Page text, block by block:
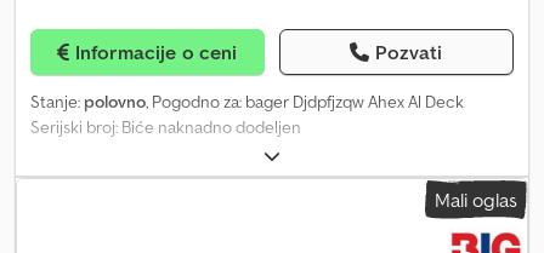
Informacije o ceni Pozvati
Stanje: polovno, Pogodno za: bager Djdpfjzqw Ahex Al Deck
Serijski broj: Biće naknadno dodeljen
Mali oglas